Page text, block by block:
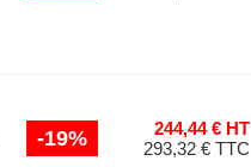
-19%
244,44 € HT
293,32 € TTC